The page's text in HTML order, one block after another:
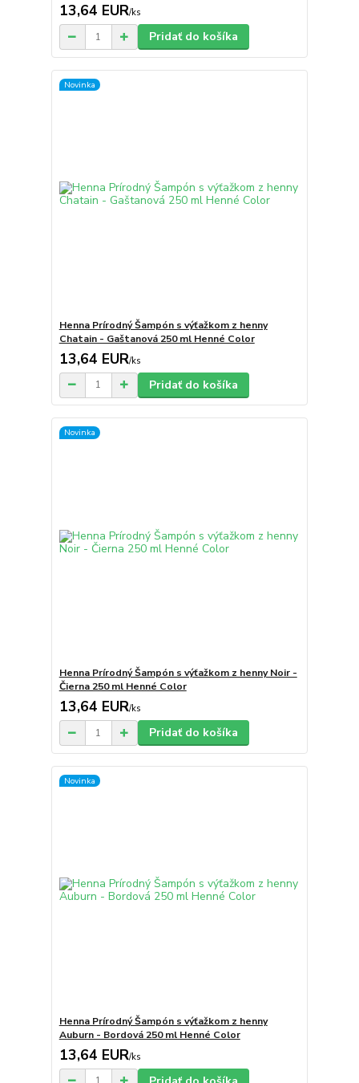
13,64 EUR/ks
Pridať do košíka
Novinka
Henna Prírodný Šampón s výťažkom z henny
Chatain - Gaštanová 250 ml Henné Color
13,64 EUR/ks
Pridať do košíka
Novinka
Henna Prírodný Šampón s výťažkom z henny Noir -
Čierna 250 ml Henné Color
13,64 EUR/ks
Pridať do košíka
Novinka
Henna Prírodný Šampón s výťažkom z henny
Auburn - Bordová 250 ml Henné Color
13,64 EUR/ks